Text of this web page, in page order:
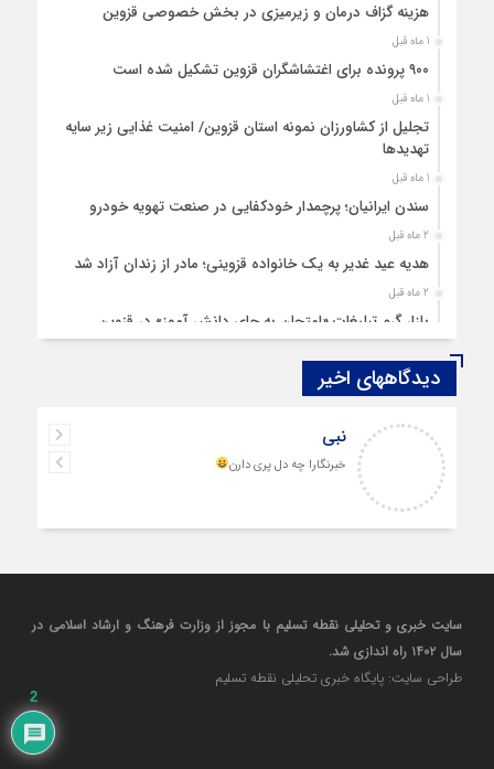
هزینه‌ گزاف درمان و زیرمیزی در بخش خصوصی قزوین
1 ماه قبل
۹۰۰ پرونده برای اغتشاشگران قزوین تشکیل شده است
1 ماه قبل
تجلیل از کشاورزان نمونه استان قزوین/ امنیت غذایی زیر سایه
تهدیدها
1 ماه قبل
سندن ایرانیان؛ پرچمدار خودکفایی در صنعت تهویه خودرو
2 ماه قبل
هدیه عید غدیر به یک خانواده قزوینی؛ مادر از زندان آزاد شد
2 ماه قبل
بازار گرم تبلیغات «امتحان به جای دانش‌ آموز» در قزوین
قزوین ۱۴۰۴، گام‌هایی در سایه چالش‌ها
چهارشنبه‌ سوری بی‌غوغا
مردم قزوین زیر آوار گرانی مسکن
ازدواج «فردین» و «زهرا» در قزوین، آغاز یک زندگی ساده
دیدگاههای اخیر
نبی
خبرنگارا چه دل پری دارن
سایت خبری و تحلیلی نقطه تسلیم با مجوز از وزارت فرهنگ و ارشاد اسلامی در
سال ۱۴۰۲ راه اندازی شد.
طراحی سایت: پایگاه خبری تحلیلی نقطه تسلیم
2